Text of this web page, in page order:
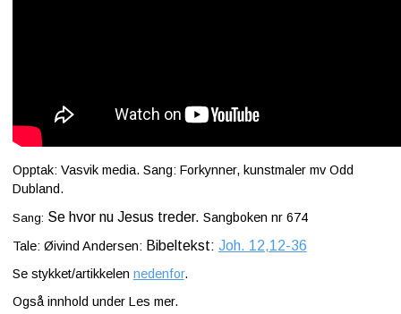
Opptak: Vasvik media. Sang: Forkynner, kunstmaler mv Odd
Dubland.
Sang: Se hvor nu Jesus treder. Sangboken nr 674
Tale: Øivind Andersen: Bibeltekst: Joh. 12,12-36
Se stykket/artikkelen nedenfor.
Også innhold under Les mer.